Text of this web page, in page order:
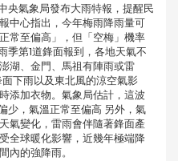
央氣象局發布大雨特報，提醒民
中心指出，今年梅雨降雨量可
常至偏高」，但「空梅」機率
季第1道鋒面報到，各地天氣不
湖、金門、馬祖有陣雨或雷
下雨以及東北風的涼空氣影
添加衣物。氣象局估計，這波
少，氣溫正常至偏高 另外，氣
氣變化，雷雨會伴隨著鋒面產
全球暖化影響，近幾年極端降
內的強降雨。